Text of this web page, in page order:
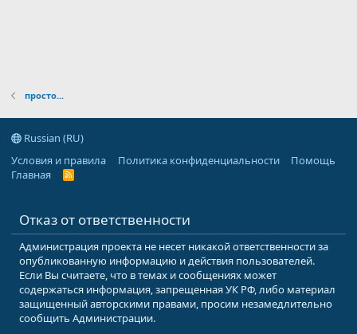
просто...
Russian (RU)
Условия и правила
Политика конфиденциальности
Помощь
Главная
R
Отказ от ответственности
Администрация проекта не несет никакой ответственности за
опубликованную информацию и действия пользователей.
Если Вы считаете, что в темах и сообщениях может
содержаться информация, запрещенная УК РФ, либо материал
защищенный авторскими правами, просим незамедлительно
сообщить Администрации.